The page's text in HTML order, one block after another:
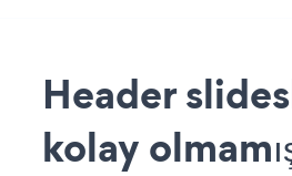
Header
kolay